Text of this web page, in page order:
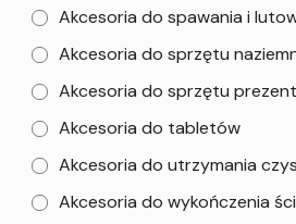
Akcesoria do spawania i
Akcesoria do sprzętu
Akcesoria do sprzętu
Akcesoria do tabletów
Akcesoria do utrzymania
Akcesoria do wykończenia